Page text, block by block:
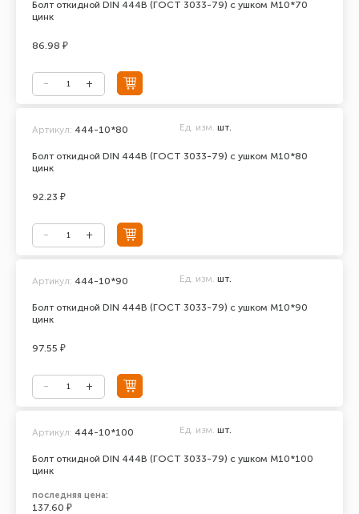
Болт откидной DIN 444В (ГОСТ 3033-79) с ушком М10*70
цинк
86.98 ₽
Болт откидной DIN 444В (ГОСТ 3033-79) с ушком М10*80
цинк
Артикул: 444-10*80 Ед. изм. шт.
92.23 ₽
Болт откидной DIN 444В (ГОСТ 3033-79) с ушком М10*90
цинк
Артикул: 444-10*90 Ед. изм. шт.
97.55 ₽
Болт откидной DIN 444В (ГОСТ 3033-79) с ушком М10*100
цинк
Артикул: 444-10*100 Ед. изм. шт.
последняя цена:
137.60 ₽